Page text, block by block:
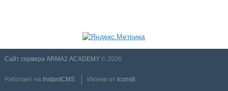
Сайт сервера ARMA2.ACADEMY© 2026
Работает на InstantCMS Иконки от Icons8